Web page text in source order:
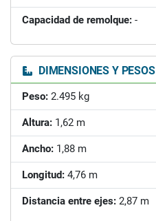
Capacidad de remolque: -
DIMENSIONES Y PESOS
Peso: 2.495 kg
Altura: 1,62 m
Ancho: 1,88 m
Longitud: 4,76 m
Distancia entre ejes: 2,87 m